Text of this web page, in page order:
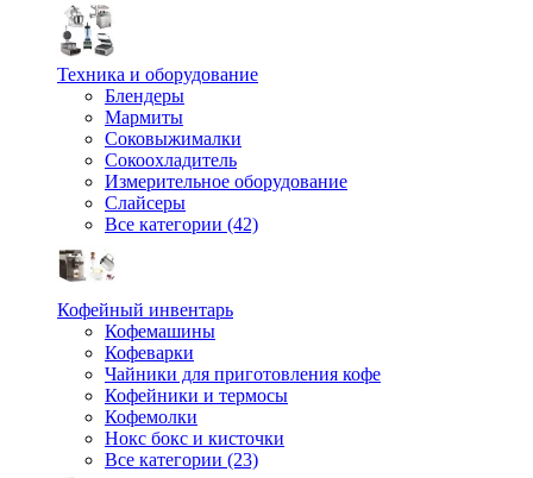
Техника и оборудование
Блендеры
Мармиты
Соковыжималки
Сокоохладитель
Измерительное оборудование
Слайсеры
Все категории (42)
Кофейный инвентарь
Кофемашины
Кофеварки
Чайники для приготовления кофе
Кофейники и термосы
Кофемолки
Нокс бокс и кисточки
Все категории (23)